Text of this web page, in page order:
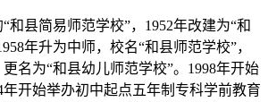
和县简易师范学校”，1952年改建为“和
年升为中师，校名“和县师范学校”，
名为“和县幼儿师范学校”。1998年开始
年开始举办初中起点五年制专科学前教育